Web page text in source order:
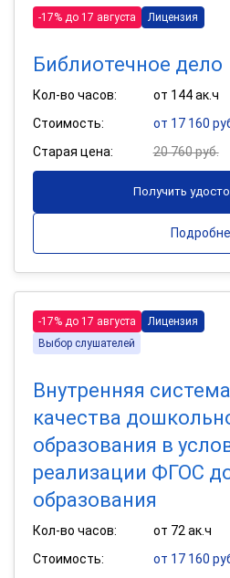
-17% до 17 августа Лицензия
Библиотечное дело
Кол-во часов:
от 144 ак.ч
Стоимость:
от 17 160
Старая цена:
20 760 руб.
Получить
-17% до 17 августа
Лицензия
Выбор слушателей
Внутренняя
качества
образования в
реализации ФГОС
образования
Кол-во часов:
от 72 ак.ч
Стоимость:
от 17 160